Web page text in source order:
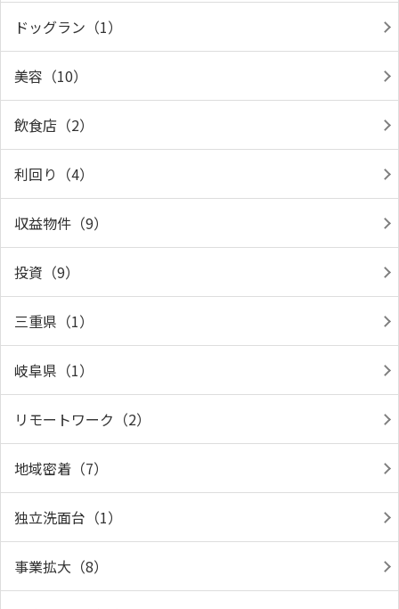
ドッグラン（1）
美容（10）
飲食店（2）
利回り（4）
収益物件（9）
投資（9）
三重県（1）
岐阜県（1）
リモートワーク（2）
地域密着（7）
独立洗面台（1）
事業拡大（8）